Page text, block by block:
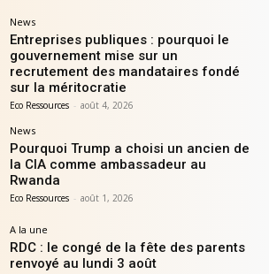
News
Entreprises publiques : pourquoi le
gouvernement mise sur un
recrutement des mandataires fondé
sur la méritocratie
Eco Ressources - août 4, 2026
News
Pourquoi Trump a choisi un ancien de
la CIA comme ambassadeur au
Rwanda
Eco Ressources - août 1, 2026
A la une
RDC : le congé de la fête des parents
renvoyé au lundi 3 août